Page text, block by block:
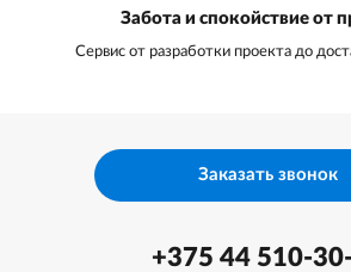
Забота и спокойствие от
Сервис от разработки проекта до
+375 44 510-
Заказать звонок